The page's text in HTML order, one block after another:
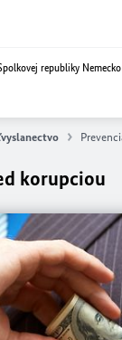
republiky Nemecko
korupciou